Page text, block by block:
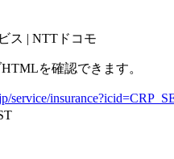
ス | NTTドコモ
を確認できます。
service/